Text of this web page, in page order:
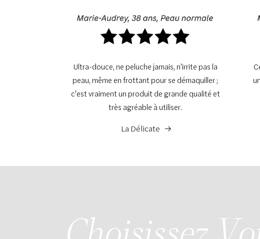
Ultra-douce, ne peluche jamais, n'irrite pas la
peau, même en frottant pour se démaquiller ;
c'est vraiment un produit de grande qualité et
très agréable à utiliser.
La Délicate